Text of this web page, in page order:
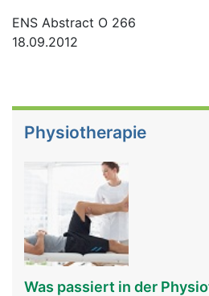
ENS Abstract O 266
18.09.2012
Physiotherapie
Was passiert in der